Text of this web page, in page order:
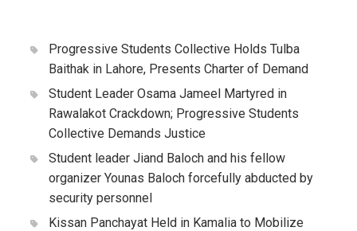
Progressive Students Collective Holds Tulba
Baithak in Lahore, Presents Charter of Demand
Student Leader Osama Jameel Martyred in
Rawalakot Crackdown; Progressive Students
Collective Demands Justice
Student leader Jiand Baloch and his fellow
organizer Younas Baloch forcefully abducted by
security personnel
Kissan Panchayat Held in Kamalia to Mobilize